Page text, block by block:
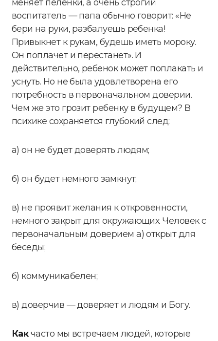
меняет пеленки, а очень строгий
воспитатель — папа обычно говорит: «Не
бери на руки, разбалуешь ребенка!
Привыкнет к рукам, будешь иметь мороку.
Он поплачет и перестанет». И
действительно, ребенок может поплакать и
уснуть. Но не была удовлетворена его
потребность в первоначальном доверии.
Чем же это грозит ребенку в будущем? В
психике сохраняется глубокий след:
а) он не будет доверять людям;
б) он будет немного замкнут;
в) не проявит желания к откровенности,
немного закрыт для окружающих. Человек с
первоначальным доверием а) открыт для
беседы;
б) коммуникабелен;
в) доверчив — доверяет и людям и Богу.
Какчасто мы встречаем людей, которые